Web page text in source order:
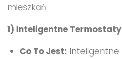
mieszkań:
1) Inteligentne
Co To Jest: